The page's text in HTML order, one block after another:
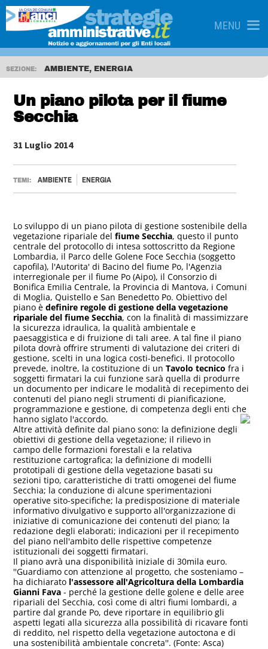
MENU
SEZIONE: AMBIENTE, ENERGIA
Un piano pilota per il fiume
Secchia
31 Luglio 2014
TEMI: AMBIENTE ENERGIA
Lo sviluppo di un piano pilota di gestione sostenibile della
vegetazione ripariale delfiume Secchia, questo il punto
centrale del protocollo di intesa sottoscritto da Regione
Lombardia, il Parco delle Golene Foce Secchia (soggetto
capofila), l'Autorita' di Bacino del fiume Po, l'Agenzia
interregionale per il fiume Po (Aipo), il Consorzio di
Bonifica Emilia Centrale, la Provincia di Mantova, i Comuni
di Moglia, Quistello e San Benedetto Po. Obiettivo del
piano èdefinire regole di gestione della vegetazione
ripariale del fiume Secchia, con la finalità di massimizzare
la sicurezza idraulica, la qualità ambientale e
paesaggistica e di fruizione di tali aree. A tal fine il piano
pilota dovrà offrire strumenti di valutazione dei criteri di
gestione, scelti in una logica costi-benefici. Il protocollo
prevede, inoltre, la costituzione di unTavolo tecnico fra i
soggetti firmatari la cui funzione sarà quella di produrre
un documento per indicare le modalità di recepimento dei
contenuti del piano negli strumenti di pianificazione,
programmazione e gestione, di competenza degli enti che
hanno siglato l'accordo.
Altre attività definite dal piano sono: la definizione degli
obiettivi di gestione della vegetazione; il rilievo in
campo delle formazioni forestali e la relativa
restituzione cartografica; la definizione di modelli
prototipali di gestione della vegetazione basati su
sezioni tipo, caratteristiche di tratti omogenei del fiume
Secchia; la conduzione di alcune sperimentazioni
operative sito-specifiche; la predisposizione di materiale
informativo divulgativo e supporto all'organizzazione di
iniziative di comunicazione dei contenuti del piano; la
redazione degli elaborati; indicazioni per il recepimento
del piano nell'ambito delle rispettive competenze
istituzionali dei soggetti firmatari.
Il piano avrà una disponibilità iniziale di 30mila euro.
''Guardiamo con attenzione al progetto, che sosteniamo –
ha dichiarato l'assessore all'Agricoltura della Lombardia
Gianni Fava - perché la gestione delle golene e delle aree
ripariali del Secchia, così come di altri fiumi lombardi, a
partire dal grande Po, deve riportare in equilibrio gli
aspetti legati alla sicurezza alla possibilità di ricavare fonti
di reddito, nel rispetto della vegetazione autoctona e di
una sostenibilità ambientale concreta''. (Fonte: Asca)